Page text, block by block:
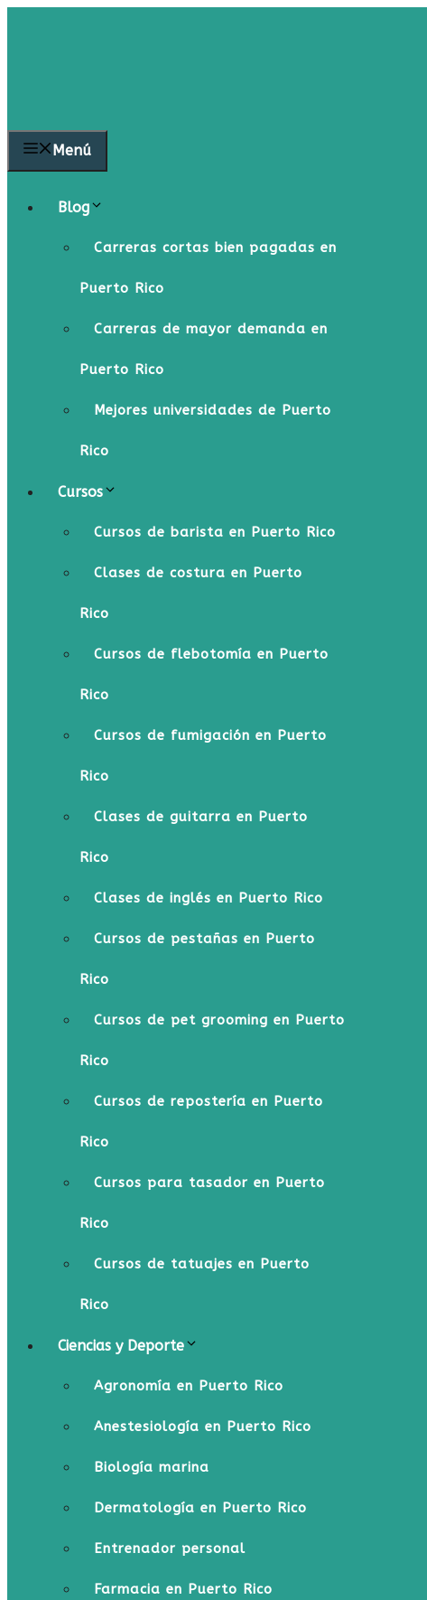
Menú
Blog
Carreras cortas bien pagadas en
Puerto Rico
Carreras de mayor demanda en
Puerto Rico
Mejores universidades de Puerto
Rico
Cursos
Cursos de barista en Puerto Rico
Clases de costura en Puerto
Rico
Cursos de flebotomía en Puerto
Rico
Cursos de fumigación en Puerto
Rico
Clases de guitarra en Puerto
Rico
Clases de inglés en Puerto Rico
Cursos de pestañas en Puerto
Rico
Cursos de pet grooming en Puerto
Rico
Cursos de repostería en Puerto
Rico
Cursos para tasador en Puerto
Rico
Cursos de tatuajes en Puerto
Rico
Ciencias y Deporte
Agronomía en Puerto Rico
Anestesiología en Puerto Rico
Biología marina
Dermatología en Puerto Rico
Entrenador personal
Farmacia en Puerto Rico